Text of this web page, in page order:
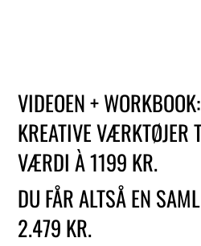
VIDEOEN +
KREATIVE VÆRKTØJER
VÆRDI À 1199 KR.
DU FÅR ALTSÅ EN
2.479 KR.